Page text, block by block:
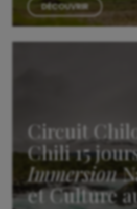
DÉCOUVRIR
Circuit
Chili 15
Immersion
et Culture